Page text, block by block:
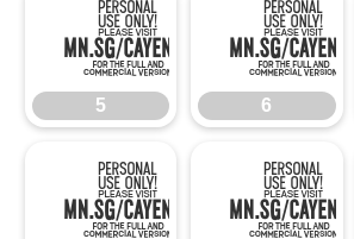
5
5
6
6
8 9